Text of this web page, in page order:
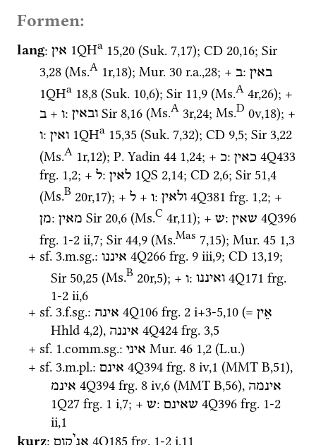
Formen:
lang: אין 1QHa 15,20 (Suk. 7,17); CD 20,16; Sir
3,28 (Ms.A 1r,18); Mur. 30 r.a.,28; + ב: באין
1QHa 18,8 (Suk. 10,6); Sir 11,9 (Ms.A 4r,26)
ב + ו: ובאין Sir 8,16 (Ms.A 3r,24; Ms.D 0v,18)
ו: ואין 1QHa 15,35 (Suk. 7,32); CD 9,5; Sir 3,22
(Ms.A 1r,12); P. Yadin 44 1,24; + כ: כאין 4Q433
frg. 1,2; + ל: לאין 1QS 2,14; CD 2,6; Sir 51,4
(Ms.B 20r,17); + ל + ו: ולאין 4Q381 frg. 1,2
מן: מאין Sir 20,6 (Ms.C 4r,11); + ש: שאין 4Q396
frg. 1-2 ii,7; Sir 44,9 (Ms.Mas 7,15); Mur. 45 1,3
+ sf. 3.m.sg.: איננו 4Q266 frg. 9 iii,9; CD 13,19
Sir 50,25 (Ms.B 20r,5); + ו: ואיננו 4Q171 frg.
1-2 ii,6
+ sf. 3.f.sg.: אינה 4Q106 frg. 2 i+3-5,10 (= אֵין
Hhld 4,2), איננה 4Q424 frg. 3,5
+ sf. 1.comm.sg.: איני Mur. 46 1,2 (L.u.)
+ sf. 3.m.pl.: אינם 4Q394 frg. 8 iv,1 (MMT B,51)
אינמ 4Q394 frg. 8 iv,6 (MMT B,56), אינמה
1Q27 frg. 1 i,7; + ש: שאינם 4Q396 frg. 1-2
ii,1
kurz: אניקום 4Q185 frg. 1-2 i,11